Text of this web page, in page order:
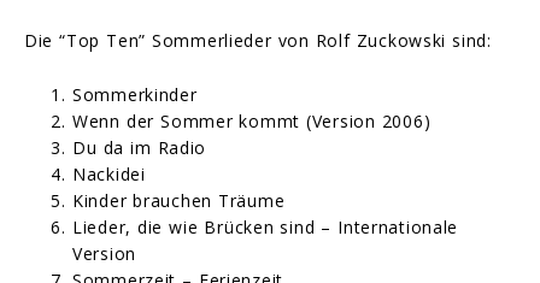
Die “Top Ten” Sommerlieder von Rolf Zuckowski sind:
Sommerkinder
Wenn der Sommer kommt (Version 2006)
Du da im Radio
Nackidei
Kinder brauchen Träume
Lieder, die wie Brücken sind – Internationale
Version